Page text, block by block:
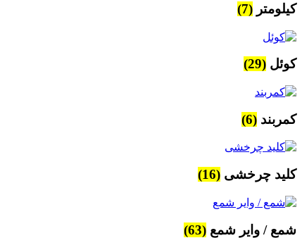
کیلومتر (7)
کوئل (29)
کمربند (6)
کلید چرخشی (16)
شمع / وایر شمع (63)